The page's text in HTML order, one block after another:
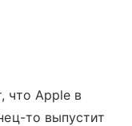
что Apple в
то выпустит